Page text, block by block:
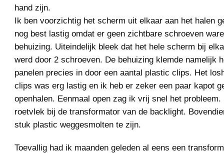
hand zijn.
Ik ben voorzichtig het scherm uit elkaar aan het halen
nog best lastig omdat er geen zichtbare schroeven
behuizing. Uiteindelijk bleek dat het hele scherm bij
werd door 2 schroeven. De behuizing klemde namelijk
panelen precies in door een aantal plastic clips. Het
clips was erg lastig en ik heb er zeker een paar kapot
openhalen. Eenmaal open zag ik vrij snel het
roetvlek bij de transformator van de backlight.
stuk plastic weggesmolten te zijn.
Toevallig had ik maanden geleden al eens een